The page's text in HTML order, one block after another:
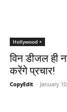
Hollywood +
विन डीजल ही
करेंगे प्रचार!
CopyEdit - January